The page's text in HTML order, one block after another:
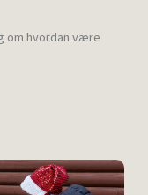
om hvordan være